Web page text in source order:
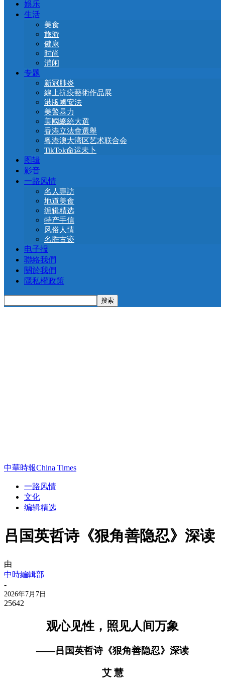
娛乐
生活
美食
旅游
健康
时尚
消闲
专题
新冠肺炎
線上抗疫藝術作品展
港版國安法
美警暴力
美國總統大選
香港立法會選舉
粤港澳大湾区艺术联合会
TikTok命运未卜
图辑
影音
一路风情
名人專訪
地道美食
编辑精选
特产手信
风俗人情
名胜古迹
电子报
聯絡我們
關於我們
隱私權政策
中華時報China Times
一路风情
文化
编辑精选
吕国英哲诗《狠角善隐忍》深读
由
中時編輯部
-
2026年7月7日
25642
观心见性，照见人间万象
——吕国英哲诗《狠角善隐忍》深读
艾 慧